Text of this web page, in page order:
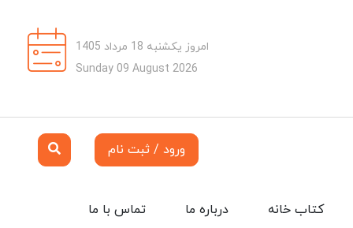
امروز یکشنبه 18 مرداد 1405
Sunday 09 August 2026
ورود / ثبت نام
تماس با ما درباره ما کتاب خانه